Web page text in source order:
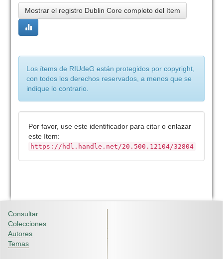
Mostrar el registro Dublin Core completo del ítem
Los ítems de RIUdeG están protegidos por copyright,
con todos los derechos reservados, a menos que se
indique lo contrario.
Por favor, use este identificador para citar o enlazar
este ítem:
https://hdl.handle.net/20.500.12104/32804
Consultar
Colecciones
Autores
Temas